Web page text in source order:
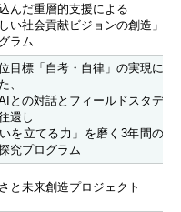
んだ重層的支援による
しい社会貢献ビジョンの創造」
ラム
目標「自考・自律」の実現に
、
との対話とフィールドスタデ
還し
いを立てる力」を磨く3年間の
究プログラム
と未来創造プロジェクト